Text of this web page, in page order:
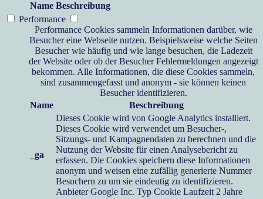
Name Beschreibung
Performance
Performance Cookies sammeln Informationen darüber, wie
Besucher eine Webseite nutzen. Beispielsweise welche Seiten
Besucher wie häufig und wie lange besuchen, die Ladezeit
der Website oder ob der Besucher Fehlermeldungen angezeigt
bekommen. Alle Informationen, die diese Cookies sammeln,
sind zusammengefasst und anonym - sie können keinen
Besucher identifizieren.
Name
Beschreibung
_ga
Dieses Cookie wird von Google Analytics installiert.
Dieses Cookie wird verwendet um Besucher-,
Sitzungs- und Kampagnendaten zu berechnen und die
Nutzung der Website für einen Analysebericht zu
erfassen. Die Cookies speichern diese Informationen
anonym und weisen eine zufällig generierte Nummer
Besuchern zu um sie eindeutig zu identifizieren.
Anbieter Google Inc. Typ Cookie Laufzeit 2 Jahre